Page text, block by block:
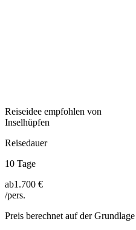
Reiseidee empfohlen von
Inselhüpfen
Reisedauer
10 Tage
ab1.700 €
/pers.
Preis berechnet auf der